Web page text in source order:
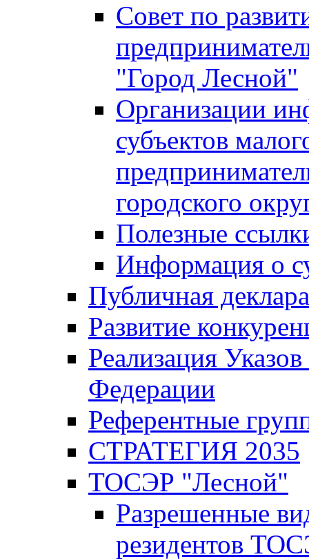
Совет по
"Город Лесной"
Организации
субъектов
городского
Полезные
Информация о
Публичная
Развитие
Реализация
Федерации
Референтные
СТРАТЕГИЯ 2035
ТОСЭР "Лесной"
Разрешенные
резидентов